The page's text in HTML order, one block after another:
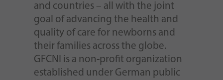
and countries – all with the joint
goal of advancing the health and
quality of care for newborns and
their families across the globe.
GFCNI is a non-profit organization
established under German public